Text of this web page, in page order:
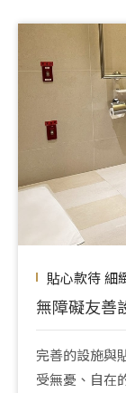
無障礙友善
貼心款待 細
完善的設施與
受無憂、自在